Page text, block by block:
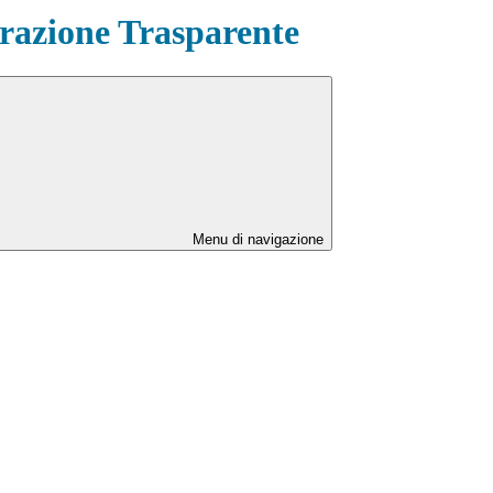
Trasparente
Menu di navigazione